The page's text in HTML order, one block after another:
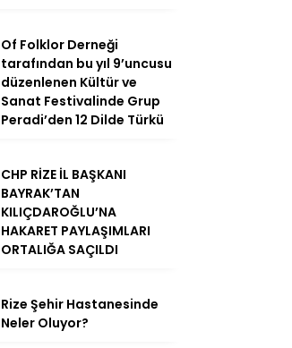
Of Folklor Derneği
tarafından bu yıl 9’uncusu
düzenlenen Kültür ve
Sanat Festivalinde Grup
Peradi’den 12 Dilde Türkü
CHP RİZE İL BAŞKANI
BAYRAK’TAN
KILIÇDAROĞLU’NA
HAKARET PAYLAŞIMLARI
ORTALIĞA SAÇILDI
Rize Şehir Hastanesinde
Neler Oluyor?